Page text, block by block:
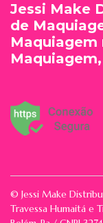
Jessi Make
de
Maquiagem
© Jessi Make
Travessa Humaitá e